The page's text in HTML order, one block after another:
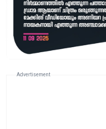
Advertisement